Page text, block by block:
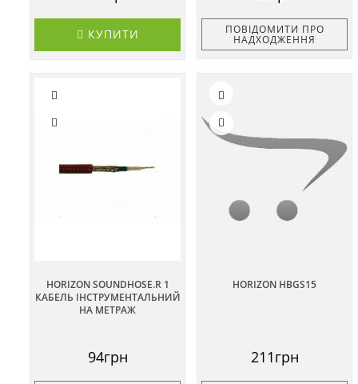
КУПИТИ ПОВІДОМИТИ ПРО
НАДХОДЖЕННЯ
HORIZON SOUNDHOSE.R 1
КАБЕЛЬ ІНСТРУМЕНТАЛЬНИЙ
НА МЕТРАЖ
94грн
HORIZON HBGS15
211грн